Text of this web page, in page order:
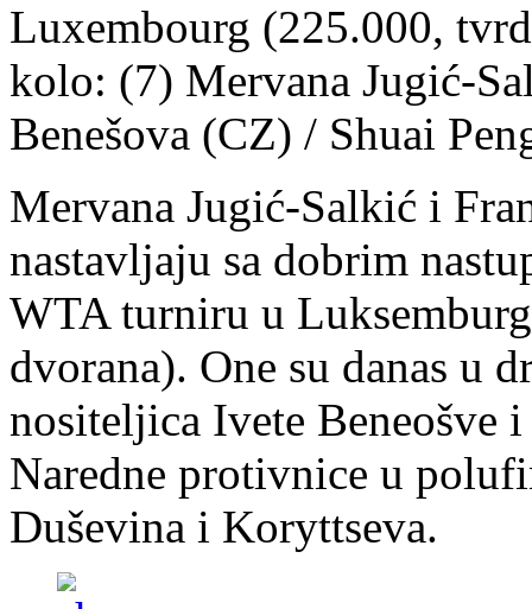
Luxembourg (225.000,
kolo: (7) Mervana Jugić-
Benešova (CZ) / Shuai
Mervana Jugić-Salkić i
nastavljaju sa dobrim
WTA turniru u
dvorana). One su danas u
nositeljica Ivete Beneošve
Naredne protivnice u
Duševina i Koryttseva.